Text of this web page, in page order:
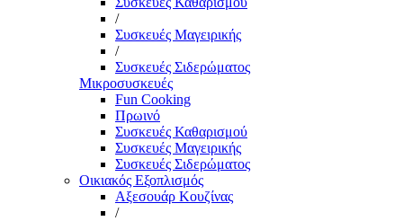
/
Συσκευές Μαγειρικής
/
Συσκευές Σιδερώματος
Μικροσυσκευές
Fun Cooking
Πρωινό
Συσκευές Καθαρισμού
Συσκευές Μαγειρικής
Συσκευές Σιδερώματος
Οικιακός Εξοπλισμός
Αξεσουάρ Κουζίνας
/